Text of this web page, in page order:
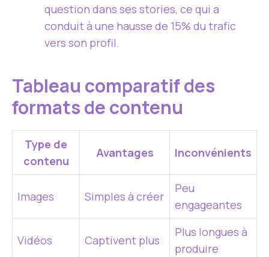
question dans ses stories, ce qui a
conduit à une hausse de 15% du trafic
vers son profil.
Tableau comparatif des
formats de contenu
Type de
contenu
Avantages Inconvénients
Images Simples à créer
Peu
engageantes
Vidéos Captivent plus
Plus longues à
produire